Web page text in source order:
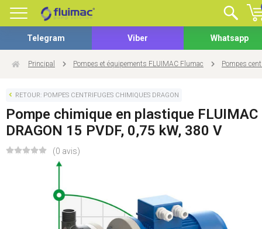
Telegram Viber Whatsapp
Principal Pompes et équipements FLUIMAC Flumac Pompes
RETOUR: POMPES CENTRIFUGES CHIMIQUES DRAGON
Pompe chimique en plastique FLUIMAC
DRAGON 15 PVDF, 0,75 kW, 380 V
(0 avis)